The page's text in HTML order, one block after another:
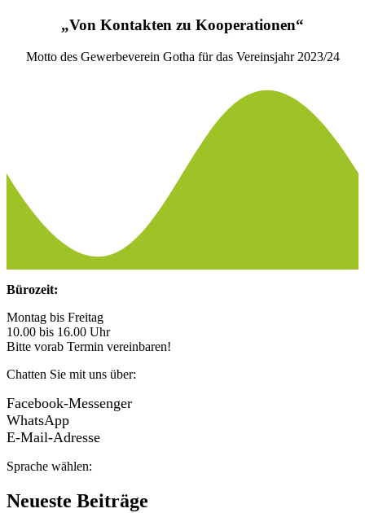
„Von Kontakten zu Kooperationen“
Motto des Gewerbeverein Gotha für das Vereinsjahr 2023/24
Bürozeit:
Montag bis Freitag
10.00 bis 16.00 Uhr
Bitte vorab Termin vereinbaren!
Chatten Sie mit uns über:
Facebook-Messenger
WhatsApp
E-Mail-Adresse
Sprache wählen:
Neueste Beiträge